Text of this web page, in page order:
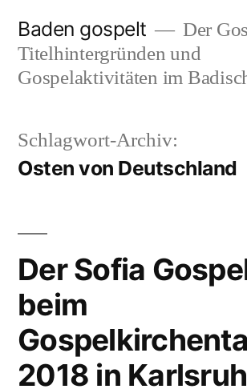
Inhalt
springen
Baden gospelt
Der
Titelhintergründen und
Gospelaktivitäten im
Schlagwort-Archiv:
Osten von Deutschland
Der Sofia
beim
2018 in